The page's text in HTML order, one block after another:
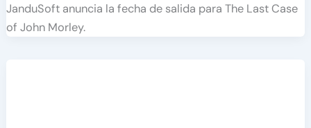
JanduSoft anuncia la fecha de salida para The Last Case
of John Morley.